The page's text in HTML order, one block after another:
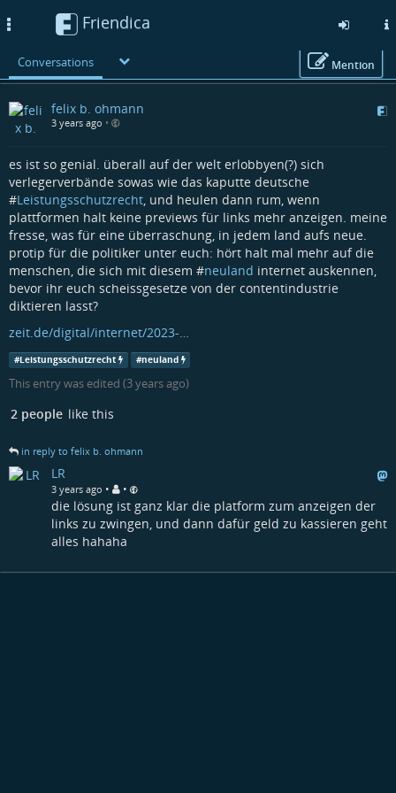
to
main
Friendica
Conversations Mention
felix b. ohmann
3 years ago •
es ist so genial. überall auf der welt erlobbyen(?) sich
verlegerverbände sowas wie das kaputte deutsche
#Leistungsschutzrecht, und heulen dann rum, wenn
plattformen halt keine previews für links mehr anzeigen. meine
fresse, was für eine überraschung, in jedem land aufs neue.
protip für die politiker unter euch: hört halt mal mehr auf die
menschen, die sich mit diesem #neuland internet auskennen,
bevor ihr euch scheissgesetze von der contentindustrie
diktieren lasst?
zeit.de/digital/internet/2023-…
#Leistungsschutzrecht #neuland
This entry was edited (3 years ago)
2 people like this
in reply to felix b. ohmann
LR
3 years ago • •
die lösung ist ganz klar die platform zum anzeigen der
links zu zwingen, und dann dafür geld zu kassieren geht
alles hahaha